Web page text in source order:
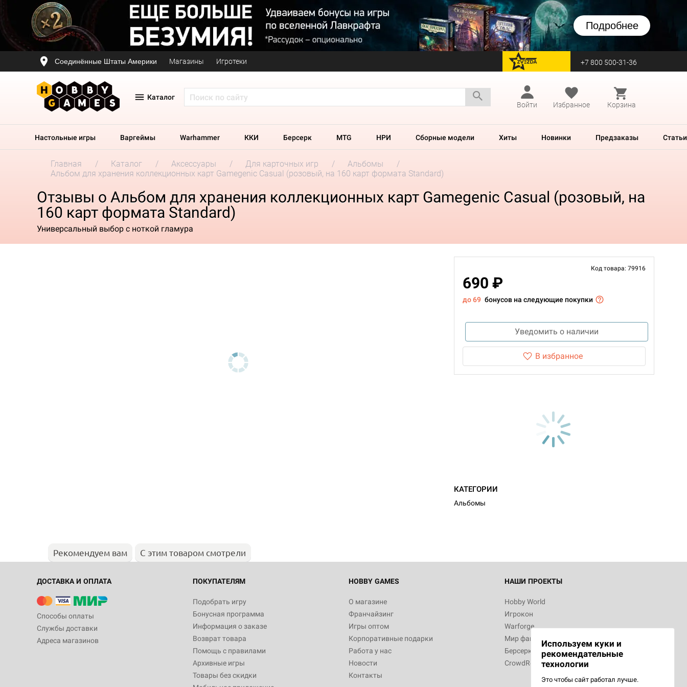
Подробнее
Соединённые Штаты Америки Магазины Игротеки перейти на Zvezda +7 800 500-31-36
Каталог
Войти
Избранное Корзина
Настольные игры Варгеймы Warhammer ККИ Берсерк MTG НРИ Сборные модели Хиты Новинки Предзаказы Статьи
Главная Каталог Аксессуары Для карточных игр
Альбомы
Альбом для хранения коллекционных карт Gamegenic Casual (розовый, на 160 карт формата Standard)
Отзывы о Альбом для хранения коллекционных карт Gamegenic Casual (розовый, на
160 карт формата Standard)
Универсальный выбор с ноткой гламура
Код товара: 79916
690 ₽
до 69 бонусов на следующие покупки
Уведомить о наличии
В избранное
КАТЕГОРИИ
Альбомы
Рекомендуем вам С этим товаром смотрели
ДОСТАВКА И ОПЛАТА
Способы оплаты
Службы доставки
Адреса магазинов
ПОКУПАТЕЛЯМ
Подобрать игру
Бонусная программа
Информация о заказе
Возврат товара
Помощь с правилами
Архивные игры
Товары без скидки
HOBBY GAMES
О магазине
Франчайзинг
Игры оптом
Корпоративные подарки
Работа у нас
Новости
Контакты
НАШИ ПРОЕКТЫ
Hobby World
Игрокон
Warforge
Мир фантастики
Берсерк
CrowdRepublic
Используем куки и
рекомендательные
технологии
Это чтобы сайт работал лучше.